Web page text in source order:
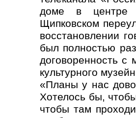
доме в центре
Щипковском
восстановлении
был полностью
договоренность
культурного
«Планы у нас
Хотелось бы,
чтобы там